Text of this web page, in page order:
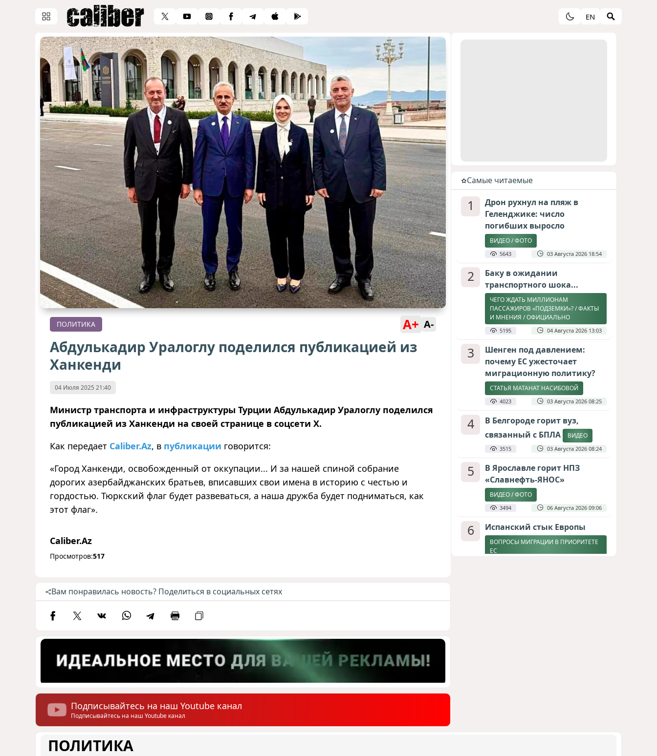
EN
ПОЛИТИКА A+ A-
Абдулькадир Уралоглу поделился публикацией из
Ханкенди
04 Июля 2025 21:40
Министр транспорта и инфраструктуры Турции Абдулькадир Уралоглу поделился
публикацией из Ханкенди на своей странице в соцсети X.
Как передает Caliber.Az, в публикации говорится:
«Город Ханкенди, освобожденный от оккупации... И за нашей спиной собрание
дорогих азербайджанских братьев, вписавших свои имена в историю с честью и
гордостью. Тюркский флаг будет развеваться, а наша дружба будет подниматься, как
этот флаг».
Caliber.Az
Просмотров:517
Вам понравилась новость? Поделиться в социальных сетях
Подписывайтесь на наш Youtube канал
Подписывайтесь на наш Youtube канал
Cамые читаемые
1
Дрон рухнул на пляж в
Геленджике: число
погибших выросло
ВИДЕО / ФОТО
5643 03 Августа 2026 18:54
2
Баку в ожидании
транспортного шока...
ЧЕГО ЖДАТЬ МИЛЛИОНАМ
ПАССАЖИРОВ «ПОДЗЕМКИ»? / ФАКТЫ
И МНЕНИЯ / ОФИЦИАЛЬНО
5195 04 Августа 2026 13:03
3
Шенген под давлением:
почему ЕС ужесточает
миграционную политику?
СТАТЬЯ МАТАНАТ НАСИБОВОЙ
4023 03 Августа 2026 08:25
4
В Белгороде горит вуз,
связанный с БПЛА
ВИДЕО
3515 03 Августа 2026 08:24
5
В Ярославле горит НПЗ
«Славнефть-ЯНОС»
ВИДЕО / ФОТО
3494 06 Августа 2026 09:06
6 Испанский стык Европы
ВОПРОСЫ МИГРАЦИИ В ПРИОРИТЕТЕ
ЕС
ПОЛИТИКА